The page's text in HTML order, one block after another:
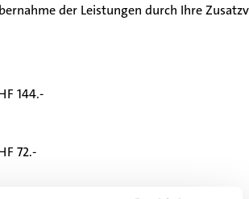
der Leistungen durch Ihre
144.-
72.-